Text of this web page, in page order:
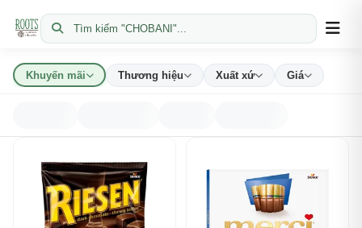
Tìm kiếm "CHOBANI"...
Khuyến mãi Thương hiệu Xuất xứ Giá